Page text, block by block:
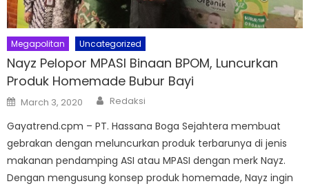
Megapolitan Uncategorized
Nayz Pelopor MPASI Binaan BPOM, Luncurkan
Produk Homemade Bubur Bayi
Posted
on
March 3, 2020 Author
Redaksi
Gayatrend.cpm – PT. Hassana Boga Sejahtera membuat
gebrakan dengan meluncurkan produk terbarunya di jenis
makanan pendamping ASI atau MPASI dengan merk Nayz.
Dengan mengusung konsep produk homemade, Nayz ingin